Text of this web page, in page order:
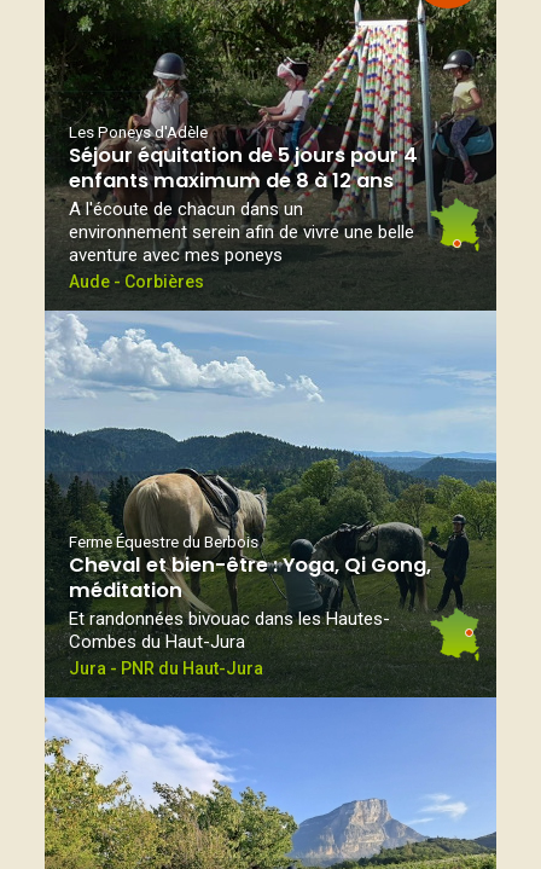
Les Poneys d'Adèle
Séjour équitation de 5 jours pour 4
enfants maximum de 8 à 12 ans
A l'écoute de chacun dans un
environnement serein afin de vivre une belle
aventure avec mes poneys
Aude - Corbières
Ferme Équestre du Berbois
Cheval et bien-être : Yoga, Qi Gong,
méditation
Et randonnées bivouac dans les Hautes-
Combes du Haut-Jura
Jura - PNR du Haut-Jura